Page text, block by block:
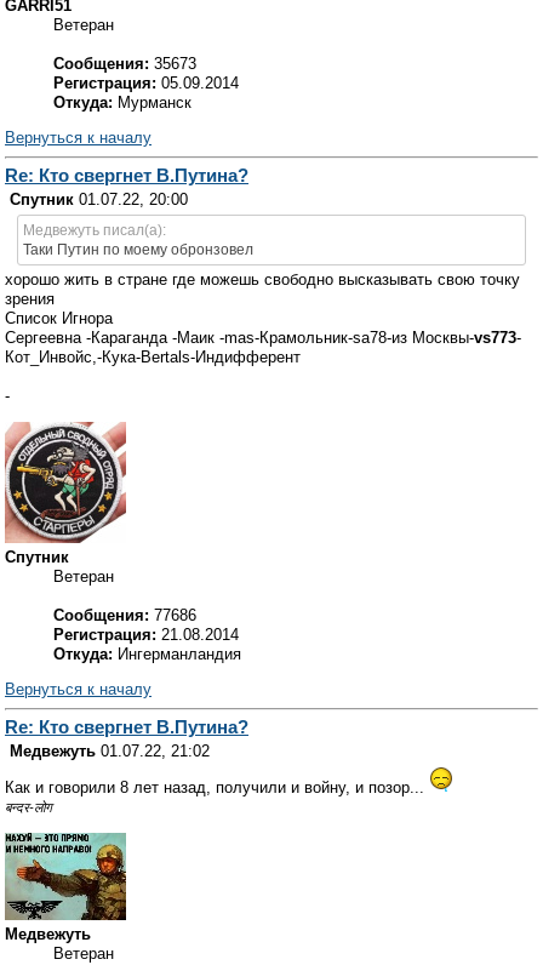
GARRI51
Ветеран
Сообщения: 35673
Регистрация: 05.09.2014
Откуда: Мурманск
Вернуться к началу
Re: Кто свергнет В.Путина?
Спутник 01.07.22, 20:00
Медвежуть писал(а):
Таки Путин по моему обронзовел
хорошо жить в стране где можешь свободно высказывать свою точку
зрения
Список Игнора
Сергеевна -Караганда -Маик -mas-Крамольник-sa78-из Москвы-vs773-
Кот_Инвойс,-Кука-Bertals-Индифферент
-
Спутник
Ветеран
Сообщения: 77686
Регистрация: 21.08.2014
Откуда: Ингерманландия
Вернуться к началу
Re: Кто свергнет В.Путина?
Медвежуть 01.07.22, 21:02
Как и говорили 8 лет назад, получили и войну, и позор...
बन्दर-लोग
Медвежуть
Ветеран